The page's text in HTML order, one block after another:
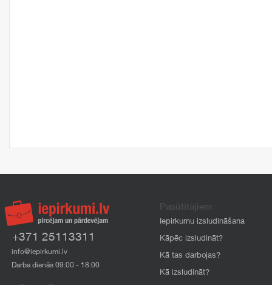
+371 25113311
info@iepirkumi.lv
Darba dienās 09:00 - 18:00
Pasūtītājiem
Iepirkumu izsludināšana
Kāpēc izsludināt?
Kā tas darbojas?
Kā izsludināt?